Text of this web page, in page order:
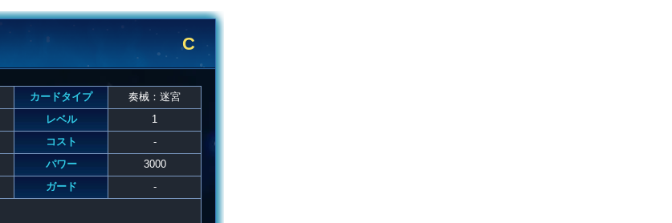
C
カードタイプ
奏械：迷宮
レベル
1
コスト
-
パワー
3000
ガード -